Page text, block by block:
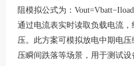
阻模拟公式为：
通过电流表实时读取负载电流
压。此方案可模拟放电中期电
压瞬间跌落等场景，用于测试